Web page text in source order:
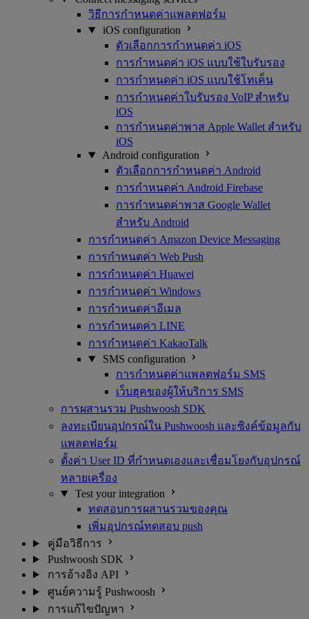
วิธีการกำหนดค่าแพลตฟอร์ม
iOS configuration
ตัวเลือกการกำหนดค่า iOS
การกำหนดค่า iOS แบบใช้ใบรับรอง
การกำหนดค่า iOS แบบใช้โทเค็น
การกำหนดค่าใบรับรอง VoIP สำหรับ
iOS
การกำหนดค่าพาส Apple Wallet สำหรับ
iOS
Android configuration
ตัวเลือกการกำหนดค่า Android
การกำหนดค่า Android Firebase
การกำหนดค่าพาส Google Wallet
สำหรับ Android
การกำหนดค่า Amazon Device Messaging
การกำหนดค่า Web Push
การกำหนดค่า Huawei
การกำหนดค่า Windows
การกำหนดค่าอีเมล
การกำหนดค่า LINE
การกำหนดค่า KakaoTalk
SMS configuration
การกำหนดค่าแพลตฟอร์ม SMS
เว็บฮุคของผู้ให้บริการ SMS
การผสานรวม Pushwoosh SDK
ลงทะเบียนอุปกรณ์ใน Pushwoosh และซิงค์ข้อมูลกับ
แพลตฟอร์ม
ตั้งค่า User ID ที่กำหนดเองและเชื่อมโยงกับอุปกรณ์
หลายเครื่อง
Test your integration
ทดสอบการผสานรวมของคุณ
เพิ่มอุปกรณ์ทดสอบ push
คู่มือวิธีการ
Pushwoosh SDK
การอ้างอิง API
ศูนย์ความรู้ Pushwoosh
การแก้ไขปัญหา